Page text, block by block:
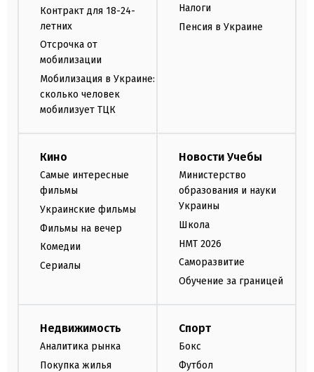
Контракт для 18-24-
летних
Отсрочка от
мобилизации
Мобилизация в Украине:
сколько человек
мобилизует ТЦК
Налоги
Пенсия в Украине
Кино
Самые интересные
фильмы
Украинские фильмы
Фильмы на вечер
Комедии
Сериалы
Новости Учебы
Министерство
образования и науки
Украины
Школа
НМТ 2026
Саморазвитие
Обучение за границей
Недвижимость
Аналитика рынка
Покупка жилья
Спорт
Бокс
Футбол